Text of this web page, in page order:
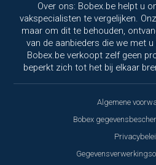
Over ons: Bobex.be helpt u
vakspecialisten te vergelijken.
maar om dit te behouden,
van de aanbieders die we met
Bobex.be verkoopt zelf geen
beperkt zich tot het bij elkaar
Algemene
Bobex